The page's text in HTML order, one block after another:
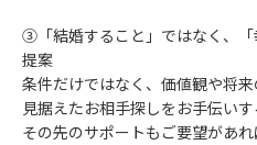
③「結婚すること」ではなく、
提案
条件だけではなく、価値観や将
見据えたお相手探しをお手伝い
その先のサポートもご要望があれ